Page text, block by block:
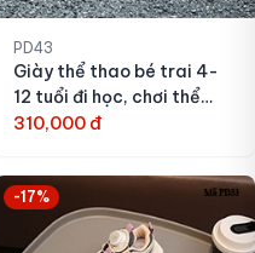
PD43
Giày thể thao bé trai 4-
12 tuổi đi học, chơi thể
thao
310,000 đ
-17%